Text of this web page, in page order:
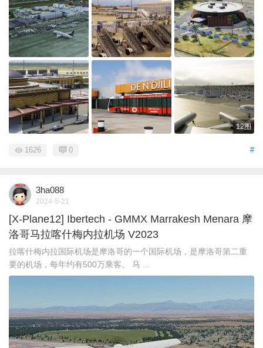
12图
#
1626 0
3ha088
2024-5-21
[X-Plane12] Ibertech - GMMX Marrakesh Menara 摩
洛哥马拉喀什梅内拉机场 V2023
拉喀什梅内拉国际机场是摩洛哥的一个国际机场，是摩洛哥第二重
要的机场，每年约有500万乘客。 马 ...